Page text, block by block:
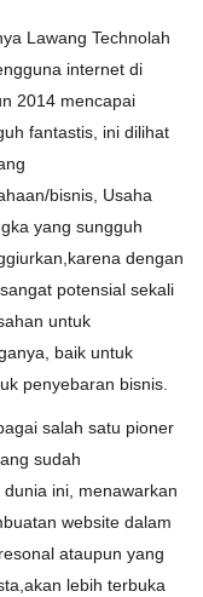
Lawang Technolah
internet di
2014 mencapai
fantastis, ini dilihat
bisnis, Usaha
yang sungguh
dengan
potensial sekali
untuk
baik untuk
penyebaran bisnis.
salah satu pioner
sudah
ini, menawarkan
website dalam
ataupun yang
lebih terbuka